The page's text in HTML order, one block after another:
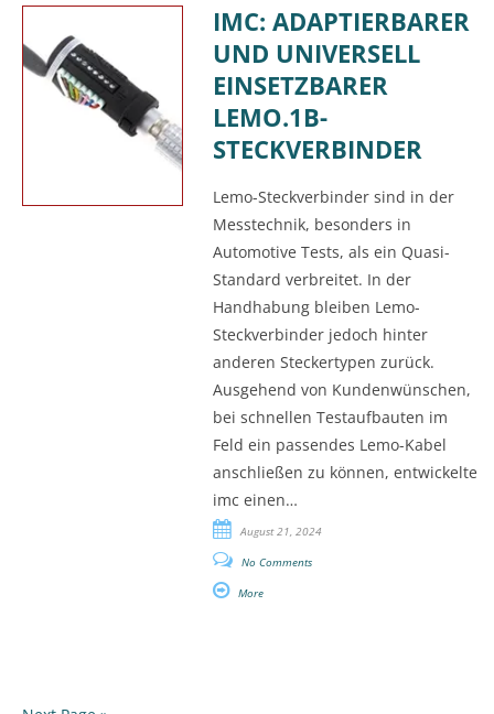
IMC: ADAPTIERBARER
UND UNIVERSELL
EINSETZBARER
LEMO.1B-
STECKVERBINDER
Lemo-Steckverbinder sind in der
Messtechnik, besonders in
Automotive Tests, als ein Quasi-
Standard verbreitet. In der
Handhabung bleiben Lemo-
Steckverbinder jedoch hinter
anderen Steckertypen zurück.
Ausgehend von Kundenwünschen,
bei schnellen Testaufbauten im
Feld ein passendes Lemo-Kabel
anschließen zu können, entwickelte
imc einen…
August 21, 2024
No Comments
More